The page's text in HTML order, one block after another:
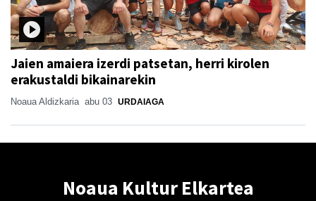
Jaien amaiera izerdi patsetan, herri kirolen
erakustaldi bikainarekin
Noaua Aldizkaria abu 03 URDAIAGA
Noaua Kultur Elkartea